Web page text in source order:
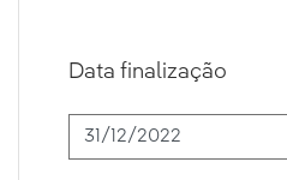
Data finalização